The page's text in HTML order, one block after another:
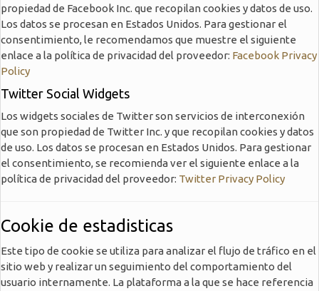
propiedad de Facebook Inc. que recopilan cookies y datos de uso.
Los datos se procesan en Estados Unidos. Para gestionar el
consentimiento, le recomendamos que muestre el siguiente
enlace a la política de privacidad del proveedor: Facebook Privacy
Policy
Twitter Social Widgets
Los widgets sociales de Twitter son servicios de interconexión
que son propiedad de Twitter Inc. y que recopilan cookies y datos
de uso. Los datos se procesan en Estados Unidos. Para gestionar
el consentimiento, se recomienda ver el siguiente enlace a la
política de privacidad del proveedor: Twitter Privacy Policy
Cookie de estadisticas
Este tipo de cookie se utiliza para analizar el flujo de tráfico en el
sitio web y realizar un seguimiento del comportamiento del
usuario internamente. La plataforma a la que se hace referencia